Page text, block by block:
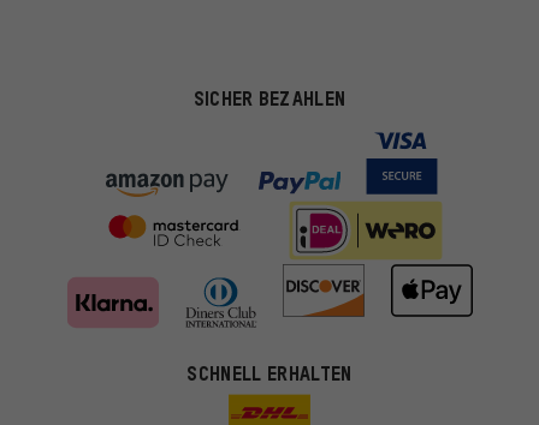
SICHER BEZAHLEN
SCHNELL ERHALTEN